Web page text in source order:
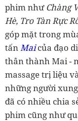
phim như Chàng
Hè, Tro Tàn Rực
góp mặt trong
tấnMaicủa đạo
thân thành Mai -
massage trị liệu
những người
đã có nhiều chia
phim cũng như